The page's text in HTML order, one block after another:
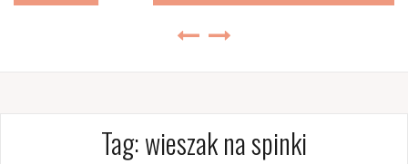
Tag:wieszak na spinki